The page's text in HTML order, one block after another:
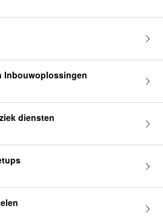
Inbouwoplossingen
diensten